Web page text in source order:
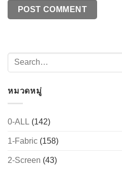
หมวดหมู่
0-ALL (142)
1-Fabric (158)
2-Screen (43)